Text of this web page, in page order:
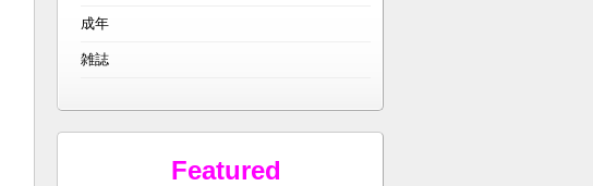
成年
雑誌
Featured